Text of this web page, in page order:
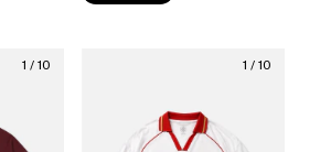
1 / 10 1 / 10